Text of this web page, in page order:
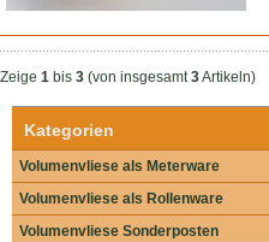
Zeige 1 bis 3 (von insgesamt3Artikeln)
Kategorien
Volumenvliese als Meterware
Volumenvliese als Rollenware
Volumenvliese Sonderposten